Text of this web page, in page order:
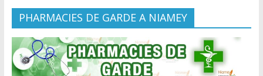
PHARMACIES DE GARDE A NIAMEY